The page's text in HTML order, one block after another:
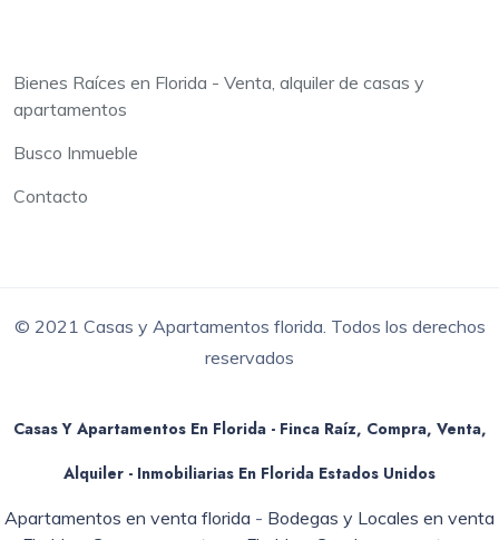
Bienes Raíces en Florida - Venta, alquiler de casas y
apartamentos
Busco Inmueble
Contacto
© 2021 Casas y Apartamentos florida. Todos los derechos
reservados
Casas Y Apartamentos En Florida - Finca Raíz, Compra, Venta,
Alquiler - Inmobiliarias En Florida Estados Unidos
Apartamentos en venta florida - Bodegas y Locales en venta